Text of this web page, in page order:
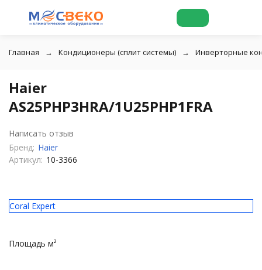
Главная Кондиционеры (сплит системы) Инверторные
Haier
AS25PHP3HRA/1U25PHP1FRA
Написать отзыв
Бренд: Haier
Артикул: 10-3366
Coral Expert
Площадь м²